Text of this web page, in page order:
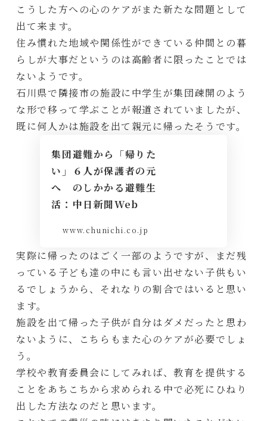
こうした方への心のケアがまた新たな問題として
出て来ます。
住み慣れた地域や関係性ができている仲間との暮
らしが大事だというのは高齢者に限ったことでは
ないようです。
石川県で隣接市の施設に中学生が集団疎開のよう
な形で移って学ぶことが報道されていましたが、
既に何人かは施設を出て親元に帰ったそうです。
集団避難から「帰りた
い」６人が保護者の元
へ のしかかる避難生
活：中日新聞Web
www.chunichi.co.jp
実際に帰ったのはごく一部のようですが、まだ残
っている子ども達の中にも言い出せない子供もい
るでしょうから、それなりの割合ではいると思い
ます。
施設を出て帰った子供が自分はダメだったと思わ
ないように、こちらもまた心のケアが必要でしょ
う。
学校や教育委員会にしてみれば、教育を提供する
ことをあちこちから求められる中で必死にひねり
出した方法なのだと思います。